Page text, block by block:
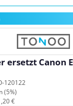
ersetzt Canon
120122
(5%)
€